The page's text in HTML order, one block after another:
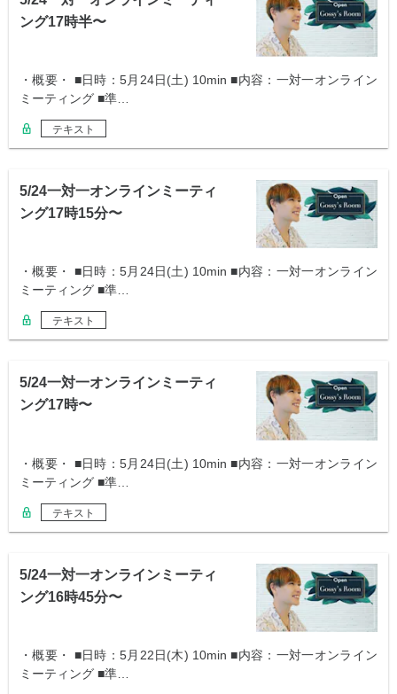
ング17時半〜
・概要・ ■日時：5月24日(土) 10min ■内容：一対一オンライン
ミーティング ■準…
テキスト
5/24一対一オンラインミーティ
ング17時15分〜
・概要・ ■日時：5月24日(土) 10min ■内容：一対一オンライン
ミーティング ■準…
テキスト
5/24一対一オンラインミーティ
ング17時〜
・概要・ ■日時：5月24日(土) 10min ■内容：一対一オンライン
ミーティング ■準…
テキスト
5/24一対一オンラインミーティ
ング16時45分〜
・概要・ ■日時：5月22日(木) 10min ■内容：一対一オンライン
ミーティング ■準…